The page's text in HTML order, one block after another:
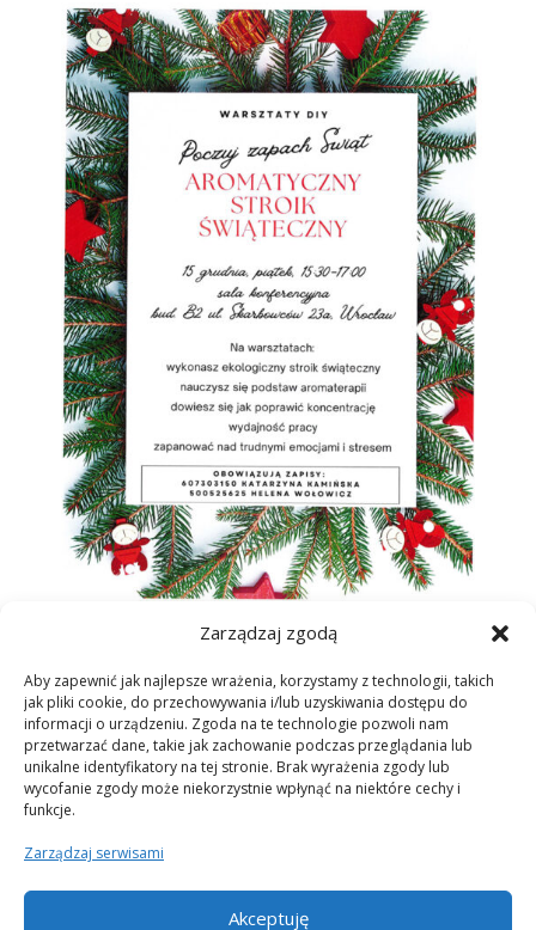
Zarządzaj zgodą
Aby zapewnić jak najlepsze wrażenia, korzystamy z technologii, takich
jak pliki cookie, do przechowywania i/lub uzyskiwania dostępu do
informacji o urządzeniu. Zgoda na te technologie pozwoli nam
przetwarzać dane, takie jak zachowanie podczas przeglądania lub
unikalne identyfikatory na tej stronie. Brak wyrażenia zgody lub
wycofanie zgody może niekorzystnie wpłynąć na niektóre cechy i
funkcje.
Zarządzaj serwisami
Akceptuję
stroik świąteczny”
utworzone przezhadka|gru 11, 2023|Bez kategorii
Serdecznie zapraszamy do zapisów na warsztaty
„Poczuj zapach Świąt – aromatyczny stroik
świąteczny”, które odbędą się w piątek, 15 grudnia w
konferencyjnej w bud. B2 przy ul. Skarbowców 23a.
Na...